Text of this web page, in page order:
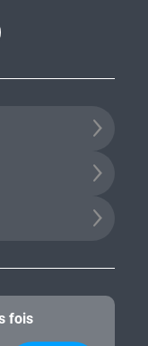
fois